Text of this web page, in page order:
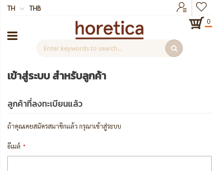
TH
THB
0
เข้าสู่ระบบ สำหรับลูกค้า
ลูกค้าที่ลงทะเบียนแล้ว
ถ้าคุณเคยสมัครสมาชิกแล้ว กรุณาเข้าสู่ระบบ
อีเมล์